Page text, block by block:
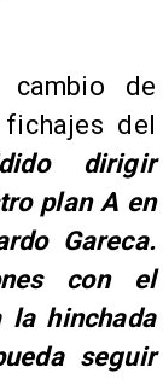
cambio de
del
dirigir
plan A en
Gareca.
con el
la hinchada
seguir